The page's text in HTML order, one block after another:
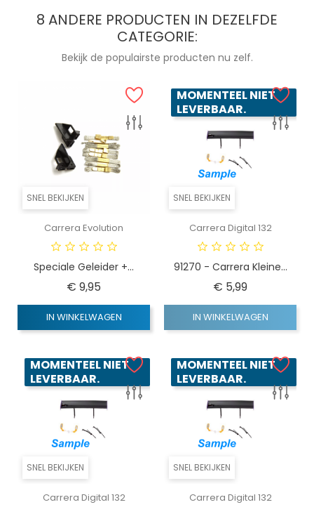
8 ANDERE PRODUCTEN IN DEZELFDE
CATEGORIE:
Bekijk de populairste producten nu zelf.
SNEL BEKIJKEN
Carrera Evolution
Speciale Geleider +...
€ 9,95
IN WINKELWAGEN
SNEL BEKIJKEN
MOMENTEEL NIET
LEVERBAAR.
Carrera Digital 132
91270 - Carrera Kleine...
€ 5,99Prijs
IN WINKELWAGEN
SNEL BEKIJKEN
MOMENTEEL NIET
LEVERBAAR.
Carrera Digital 132
SNEL BEKIJKEN
MOMENTEEL NIET
LEVERBAAR.
Carrera Digital 132